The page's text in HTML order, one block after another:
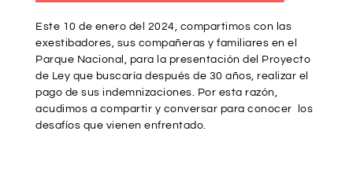
Este 10 de enero del 2024, compartimos con las
exestibadores, sus compañeras y familiares en el
Parque Nacional, para la presentación del Proyecto
de Ley que buscaría después de 30 años, realizar el
pago de sus indemnizaciones. Por esta razón,
acudimos a compartir y conversar para conocer los
desafíos que vienen enfrentado.